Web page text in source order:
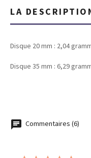
LA
Disque 20 mm : 2,04
Disque 35 mm : 6,29
Commentaires (6)